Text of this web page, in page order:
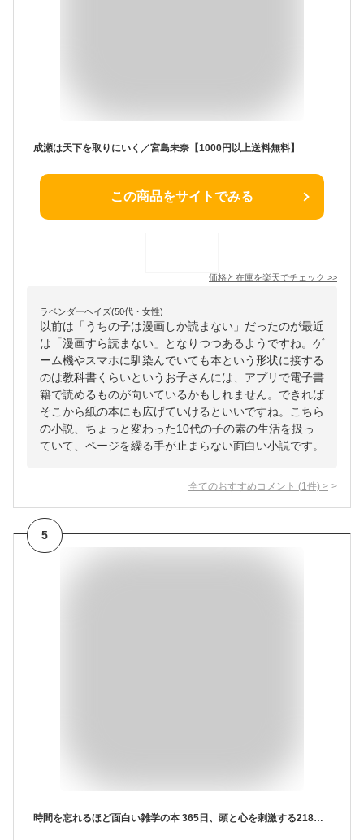
成瀬は天下を取りにいく／宮島未奈【1000円以上送料無料】
この商品をサイトでみる
価格と在庫を楽天でチェック >>
ラベンダーヘイズ(50代・女性)
以前は「うちの子は漫画しか読まない」だったのが最近
は「漫画すら読まない」となりつつあるようですね。ゲ
ーム機やスマホに馴染んでいても本という形状に接する
のは教科書くらいというお子さんには、アプリで電子書
籍で読めるものが向いているかもしれません。できれば
そこから紙の本にも広げていけるといいですね。こちら
の小説、ちょっと変わった10代の子の素の生活を扱っ
ていて、ページを繰る手が止まらない面白い小説です。
全てのおすすめコメント (1 件) >
5
時間を忘れるほど面白い雑学の本 365日、頭と心を刺激する218のネタ! 知的生きかた文庫 / 竹内均 【文庫】